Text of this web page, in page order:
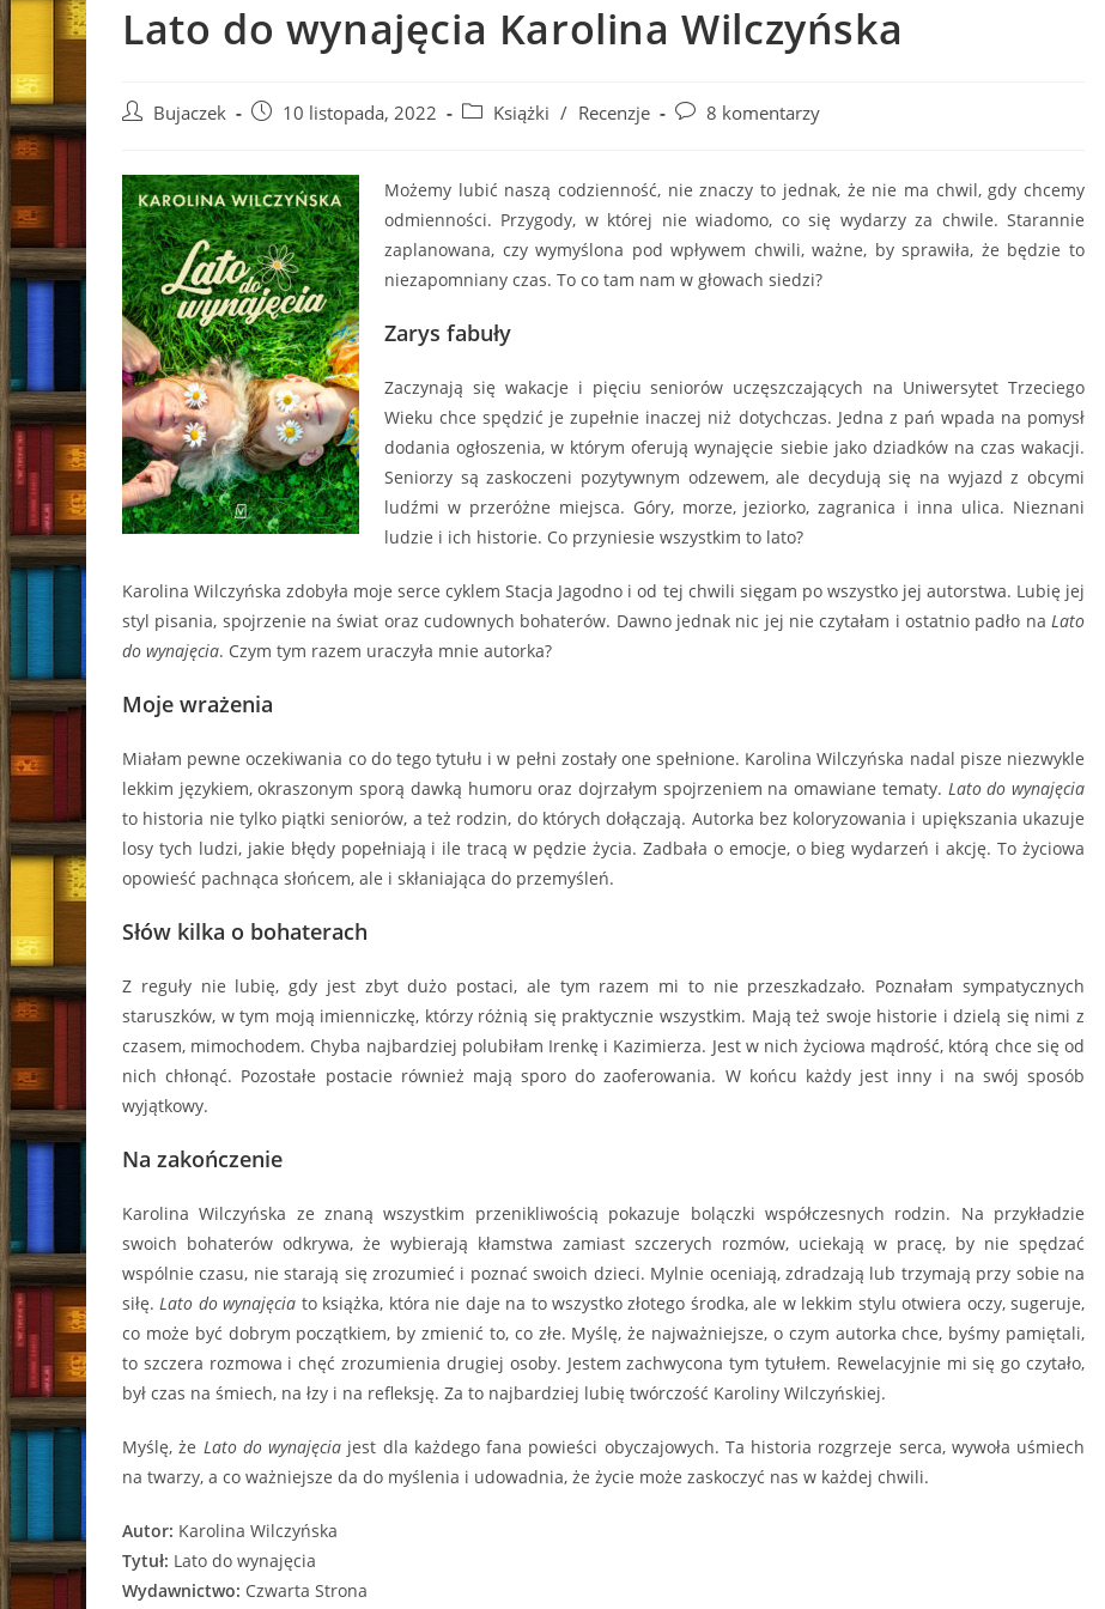
Lato do wynajęcia Karolina Wilczyńska
Post Bujaczek
Post 10 listopada, 2022
Post Książki / Recenzje
Post8 komentarzy
Możemy lubić naszą codzienność, nie znaczy to jednak, że nie ma chwil, gdy chcemy
odmienności. Przygody, w której nie wiadomo, co się wydarzy za chwile. Starannie
zaplanowana, czy wymyślona pod wpływem chwili, ważne, by sprawiła, że będzie to
niezapomniany czas. To co tam nam w głowach siedzi?
Zarys fabuły
Zaczynają się wakacje i pięciu seniorów uczęszczających na Uniwersytet Trzeciego
Wieku chce spędzić je zupełnie inaczej niż dotychczas. Jedna z pań wpada na pomysł
dodania ogłoszenia, w którym oferują wynajęcie siebie jako dziadków na czas wakacji.
Seniorzy są zaskoczeni pozytywnym odzewem, ale decydują się na wyjazd z obcymi
ludźmi w przeróżne miejsca. Góry, morze, jeziorko, zagranica i inna ulica. Nieznani
ludzie i ich historie. Co przyniesie wszystkim to lato?
Karolina Wilczyńska zdobyła moje serce cyklem Stacja Jagodno i od tej chwili sięgam po wszystko jej autorstwa. Lubię jej
styl pisania, spojrzenie na świat oraz cudownych bohaterów. Dawno jednak nic jej nie czytałam i ostatnio padło na Lato
do wynajęcia. Czym tym razem uraczyła mnie autorka?
Moje wrażenia
Miałam pewne oczekiwania co do tego tytułu i w pełni zostały one spełnione. Karolina Wilczyńska nadal pisze niezwykle
lekkim językiem, okraszonym sporą dawką humoru oraz dojrzałym spojrzeniem na omawiane tematy. Lato do wynajęcia
to historia nie tylko piątki seniorów, a też rodzin, do których dołączają. Autorka bez koloryzowania i upiększania ukazuje
losy tych ludzi, jakie błędy popełniają i ile tracą w pędzie życia. Zadbała o emocje, o bieg wydarzeń i akcję. To życiowa
opowieść pachnąca słońcem, ale i skłaniająca do przemyśleń.
Słów kilka o bohaterach
Z reguły nie lubię, gdy jest zbyt dużo postaci, ale tym razem mi to nie przeszkadzało. Poznałam sympatycznych
staruszków, w tym moją imienniczkę, którzy różnią się praktycznie wszystkim. Mają też swoje historie i dzielą się nimi z
czasem, mimochodem. Chyba najbardziej polubiłam Irenkę i Kazimierza. Jest w nich życiowa mądrość, którą chce się od
nich chłonąć. Pozostałe postacie również mają sporo do zaoferowania. W końcu każdy jest inny i na swój sposób
wyjątkowy.
Na zakończenie
Karolina Wilczyńska ze znaną wszystkim przenikliwością pokazuje bolączki współczesnych rodzin. Na przykładzie
swoich bohaterów odkrywa, że wybierają kłamstwa zamiast szczerych rozmów, uciekają w pracę, by nie spędzać
wspólnie czasu, nie starają się zrozumieć i poznać swoich dzieci. Mylnie oceniają, zdradzają lub trzymają przy sobie na
siłę.Lato do wynajęcia to książka, która nie daje na to wszystko złotego środka, ale w lekkim stylu otwiera oczy, sugeruje,
co może być dobrym początkiem, by zmienić to, co złe. Myślę, że najważniejsze, o czym autorka chce, byśmy pamiętali,
to szczera rozmowa i chęć zrozumienia drugiej osoby. Jestem zachwycona tym tytułem. Rewelacyjnie mi się go czytało,
był czas na śmiech, na łzy i na refleksję. Za to najbardziej lubię twórczość Karoliny Wilczyńskiej.
Myślę, że Lato do wynajęcia jest dla każdego fana powieści obyczajowych. Ta historia rozgrzeje serca, wywoła uśmiech
na twarzy, a co ważniejsze da do myślenia i udowadnia, że życie może zaskoczyć nas w każdej chwili.
Autor: Karolina Wilczyńska
Tytuł: Lato do wynajęcia
Wydawnictwo: Czwarta Strona